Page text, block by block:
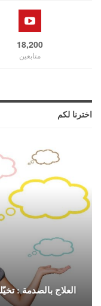
18,200
متابعين
اخترنا لكم
العلاج بالصدمة :